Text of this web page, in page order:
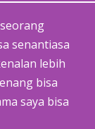
senantiasa
lebih
bisa
saya bisa